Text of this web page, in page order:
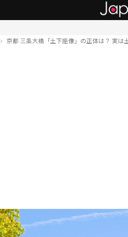
京都 三条大橋「土下座像」の正体は？ 実は